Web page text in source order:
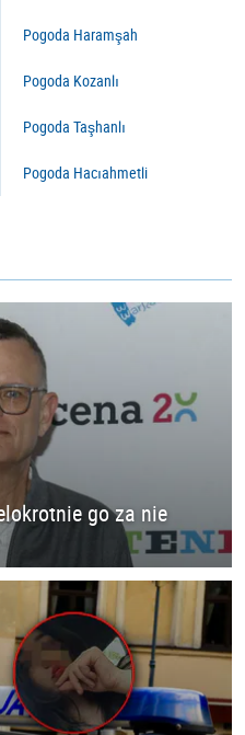
Pogoda Haramşah
Pogoda Kozanlı
Pogoda Taşhanlı
Pogoda Hacıahmetli
go za nie